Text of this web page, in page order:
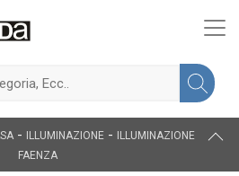
- ILLUMINAZIONE-
ILLUMINAZIONE
FAENZA